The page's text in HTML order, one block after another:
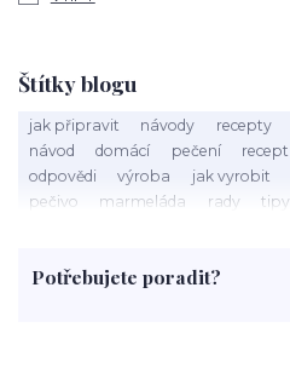
Štítky blogu
jak připravit návody recepty
návod
domácí pečení recept
odpovědi
výroba jak vyrobit
pečivo
marmeláda rady tipy
rohlíky
grilování čaj
Potřebujete poradit?